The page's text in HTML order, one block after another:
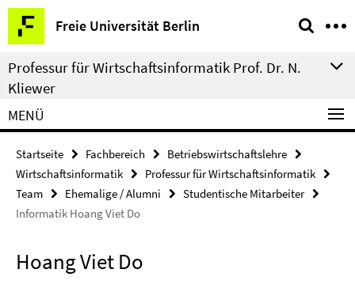
Springe
direkt
zu
Inhalt
Freie Universität Berlin
Service-
Navigation
Professur für Wirtschaftsinformatik Prof. Dr. N.
Kliewer
MENÜ
Startseite Fachbereich
Betriebswirtschaftslehre
Wirtschaftsinformatik
Professur für Wirtschaftsinformatik
Team
Ehemalige / Alumni
Studentische Mitarbeiter
Informatik Hoang Viet Do
Hoang Viet Do